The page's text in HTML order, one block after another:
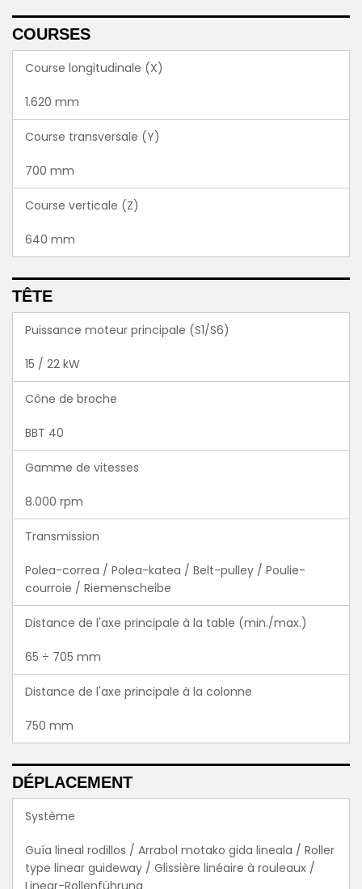
COURSES
Course longitudinale (X)
1.620 mm
Course transversale (Y)
700 mm
Course verticale (Z)
640 mm
TÊTE
Puissance moteur principale (S1/S6)
15 / 22 kW
Cône de broche
BBT 40
Gamme de vitesses
8.000 rpm
Transmission
Polea-correa / Polea-katea / Belt-pulley / Poulie-
courroie / Riemenscheibe
Distance de l'axe principale à la table (min./max.)
65 ÷ 705 mm
Distance de l'axe principale à la colonne
750 mm
DÉPLACEMENT
Système
Guía lineal rodillos / Arrabol motako gida lineala / Roller
type linear guideway / Glissière linéaire à rouleaux /